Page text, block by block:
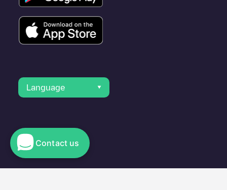
Language
© 2023 Electromaps
Contact us